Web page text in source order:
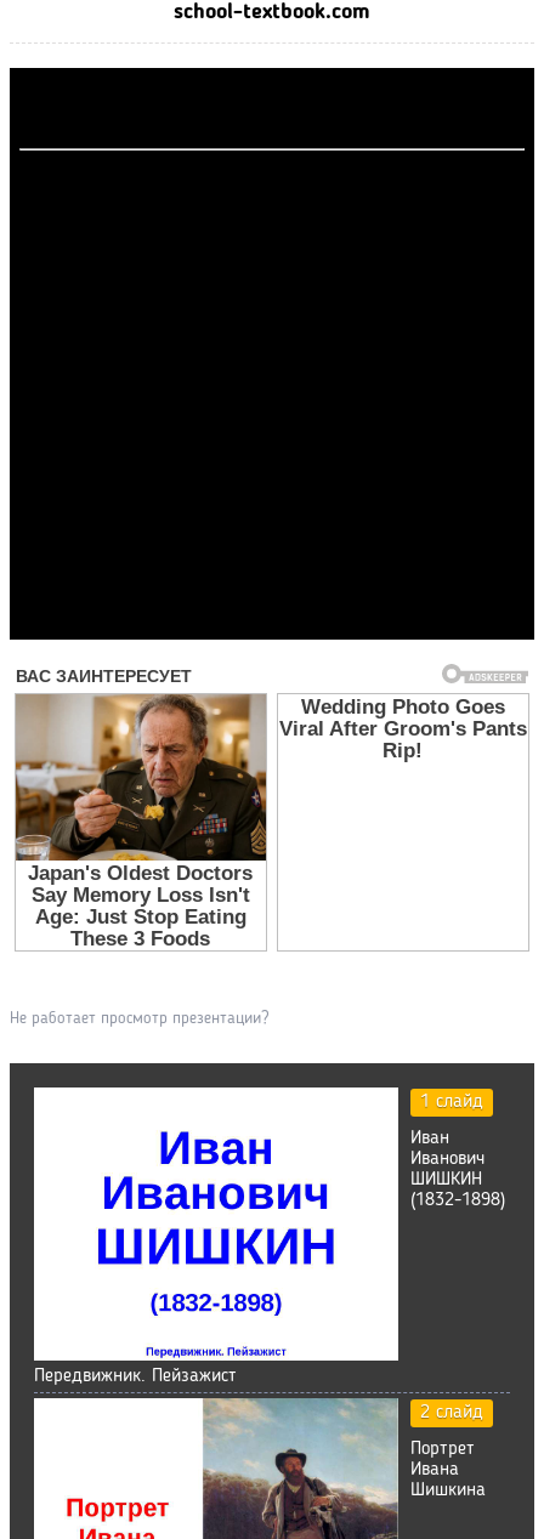
school-textbook.com
Не работает просмотр презентации?
1 слайд
Иван
Иванович
ШИШКИН
(1832-1898)
Передвижник. Пейзажист
2 слайд
Портрет
Ивана
Шишкина